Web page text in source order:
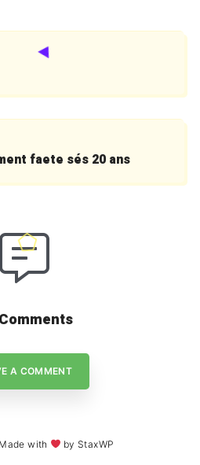
faete sés 20 ans
A COMMENT
with by StaxWP